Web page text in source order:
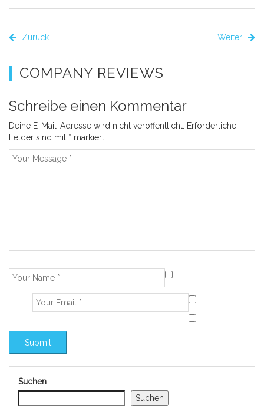
Zurück Weiter
COMPANY REVIEWS
Schreibe einen Kommentar
Deine E-Mail-Adresse wird nicht veröffentlicht. Erforderliche
Felder sind mit * markiert
Suchen
Suchen